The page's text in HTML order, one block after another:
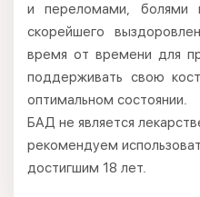
и переломами,
скорейшего
время от времени для
поддерживать свою
оптимальном состоянии.
БАД не является
рекомендуем
достигшим 18 лет.